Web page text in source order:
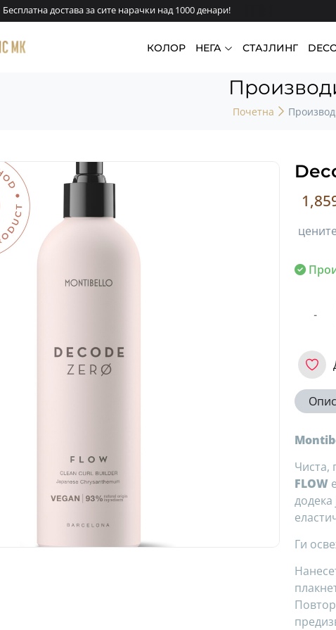
Бесплатна достава за сите нарачки над 1000 денари!
КОЛОР НЕГА СТАЈЛИНГ
Почетна
-
Опис
Чиста,
FLOW
Ги